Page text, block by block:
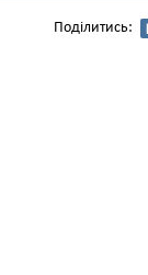
Поділитись: